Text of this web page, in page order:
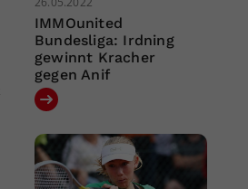
IMMOunited
Bundesliga: Irdning
gewinnt Kracher
gegen Anif